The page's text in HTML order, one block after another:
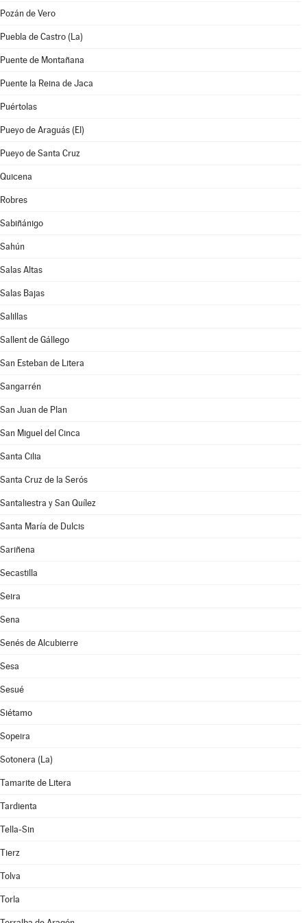
Pozán de Vero
Puebla de Castro (La)
Puente de Montañana
Puente la Reina de Jaca
Puértolas
Pueyo de Araguás (El)
Pueyo de Santa Cruz
Quicena
Robres
Sabiñánigo
Sahún
Salas Altas
Salas Bajas
Salillas
Sallent de Gállego
San Esteban de Litera
Sangarrén
San Juan de Plan
San Miguel del Cinca
Santa Cilia
Santa Cruz de la Serós
Santaliestra y San Quílez
Santa María de Dulcis
Sariñena
Secastilla
Seira
Sena
Senés de Alcubierre
Sesa
Sesué
Siétamo
Sopeira
Sotonera (La)
Tamarite de Litera
Tardienta
Tella-Sin
Tierz
Tolva
Torla